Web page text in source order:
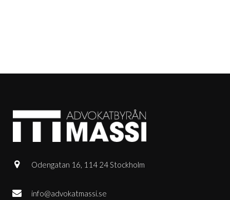
Odengatan 16, 114 24 Stockholm
info@advokatmassi.se